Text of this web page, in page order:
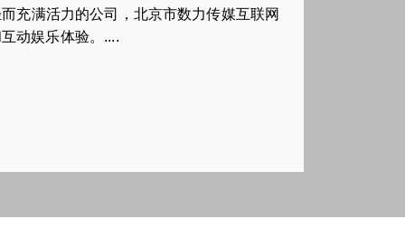
充满活力的公司，北京市数力传媒互联网
动娱乐体验。....